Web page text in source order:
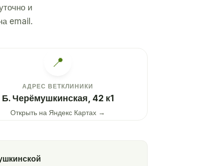
и
email.
📍
АДРЕС ВЕТКЛИНИКИ
Б. Черёмушкинская, 42 к1
Открыть на Яндекс Картах →